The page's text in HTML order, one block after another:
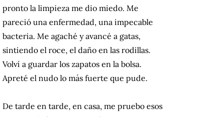
pronto la limpieza me dio miedo. Me
pareció una enfermedad, una impecable
bacteria. Me agaché y avancé a gatas,
sintiendo el roce, el daño en las rodillas.
Volví a guardar los zapatos en la bolsa.
Apreté el nudo lo más fuerte que pude.
De tarde en tarde, en casa, me pruebo esos